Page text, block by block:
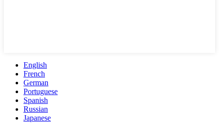
English
French
German
Portuguese
Spanish
Russian
Japanese